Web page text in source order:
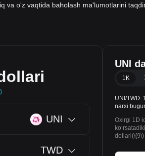
va o'z vaqtida baholash ma'lumotlarini
UNI
TWD
UNI
1K
UNI/TWD:
narxi
Oxirgi 1D